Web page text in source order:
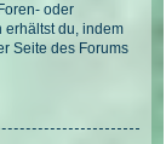
oder
erhältst du, indem
Seite des Forums